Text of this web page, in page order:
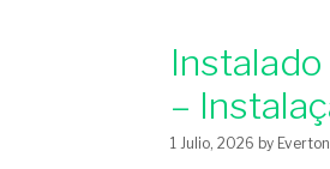
–
1 Julio, 2026 by